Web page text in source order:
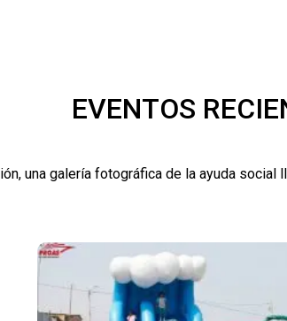
EVENTOS
una galería fotográfica de la ayuda social